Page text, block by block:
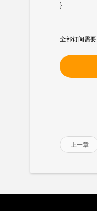
}
全部订阅需要
上一章